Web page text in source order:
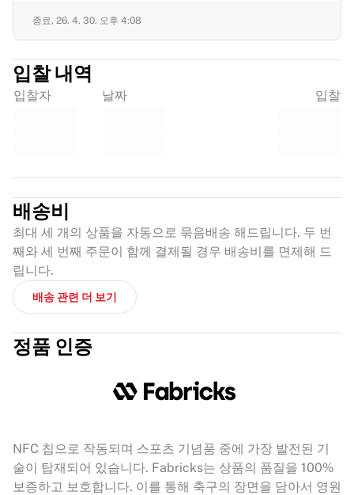
종료, 26. 4. 30. 오후 4:08
입찰 내역
입찰자 날짜 입찰
배송비
최대 세 개의 상품을 자동으로 묶음배송 해드립니다. 두 번
째와 세 번째 주문이 함께 결제될 경우 배송비를 면제해 드
립니다.
배송 관련 더 보기
정품 인증
NFC 칩으로 작동되며 스포츠 기념품 중에 가장 발전된 기
술이 탑재되어 있습니다. Fabricks는 상품의 품질을 100%
보증하고 보호합니다. 이를 통해 축구의 장면을 담아서 영원